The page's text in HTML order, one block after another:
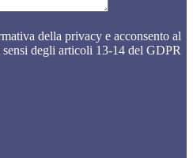
della privacy e acconsento al
degli articoli 13-14 del GDPR